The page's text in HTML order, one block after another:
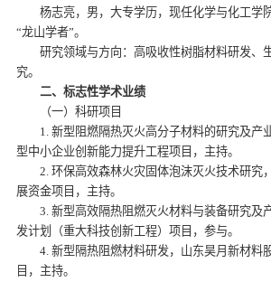
杨志亮，男，大专学历，现任化学与化工学
“龙山学者”。
研究领域与方向：高吸收性树脂材料研发、
究。
二、标志性学术业绩
（一）科研项目
1. 新型阻燃隔热灭火高分子材料的研究及产
型中小企业创新能力提升工程项目， 主持。
2. 环保高效森林火灾固体泡沫灭火技术研究
展资金项目，主持。
3. 新型高效隔热阻燃灭火材料与装备研究及
发计划（重大科技创新工程）项目，参与。
4. 新型隔热阻燃材料研发，山东昊月新材料
目，主持。